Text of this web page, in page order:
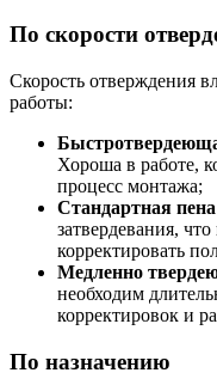
По скорости
Скорость отверждения
работы:
Хороша в работе,
процесс монтажа;
Стандартная пена
затвердевания,
корректировать
Медленно
необходим
корректировок и
По назначению